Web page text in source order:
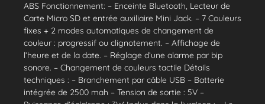
ABS Fonctionnement: – Enceinte Bluetooth, Lecteur de
Carte Micro SD et entrée auxiliaire Mini Jack. – 7 Couleurs
fixes + 2 modes automatiques de changement de
couleur : progressif ou clignotement. – Affichage de
l’heure et de la date. – Réglage d’une alarme par bip
sonore. – Changement de couleurs tactile Détails
techniques : – Branchement par câble USB – Batterie
intégrée de 2500 mah – Tension de sortie : 5V –